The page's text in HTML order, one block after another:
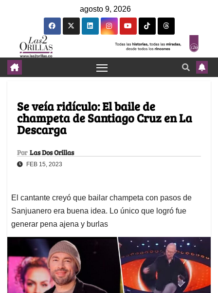
agosto 9, 2026
Se veía ridículo: El baile de
champeta de Santiago Cruz en La
Descarga
Por Las Dos Orillas
FEB 15, 2023
El cantante creyó que bailar champeta con pasos de
Sanjuanero era buena idea. Lo único que logró fue
generar pena ajena y burlas